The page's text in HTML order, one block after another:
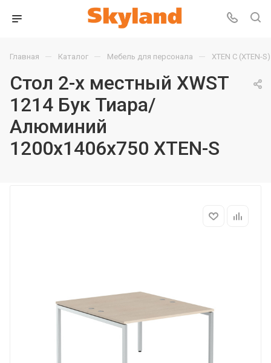
Главная — Каталог — Мебель для персонала — XTEN С (XTEN-S)
Стол 2-х местный XWST
1214 Бук Тиара/
Алюминий
1200х1406х750 XTEN-S